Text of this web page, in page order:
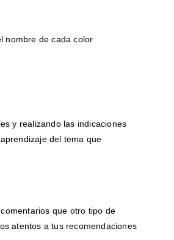
nombre de cada color
y realizando las indicaciones
del tema que
que otro tipo de
atentos a tus recomendaciones